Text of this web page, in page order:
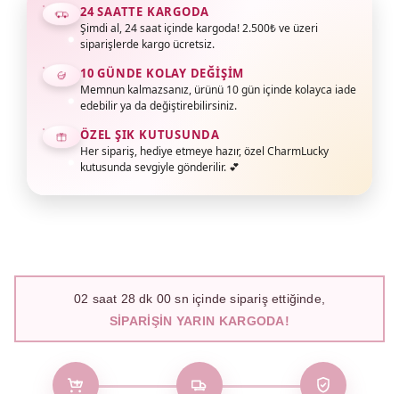
24 SAATTE KARGODA
Şimdi al, 24 saat içinde kargoda! 2.500₺ ve üzeri
siparişlerde kargo ücretsiz.
10 GÜNDE KOLAY DEĞIŞIM
Memnun kalmazsanız, ürünü 10 gün içinde kolayca iade
edebilir ya da değiştirebilirsiniz.
ÖZEL ŞIK KUTUSUNDA
Her sipariş, hediye etmeye hazır, özel CharmLucky
kutusunda sevgiyle gönderilir. 💕
02 saat 27 dk 59 sn içinde sipariş ettiğinde,
SIPARIŞIN YARIN KARGODA!